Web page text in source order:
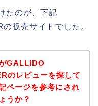
たのが、下記
販売サイトでした。
GALLIDO
のレビューを探して
ページを参考にされ
うか？